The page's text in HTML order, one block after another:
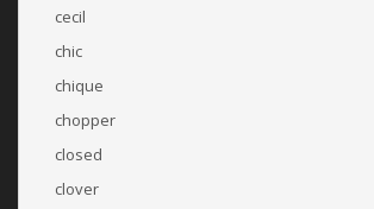
cecil
chic
chique
chopper
closed
clover